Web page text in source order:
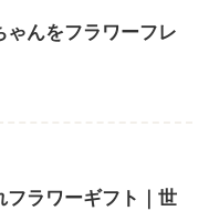
ゃんをフラワーフレ
フラワーギフト｜世